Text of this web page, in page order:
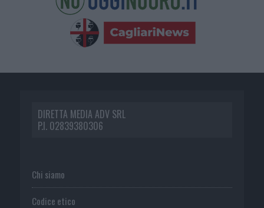
DIRETTA MEDIA ADV SRL
P.I. 02839380306
Chi siamo
Codice etico